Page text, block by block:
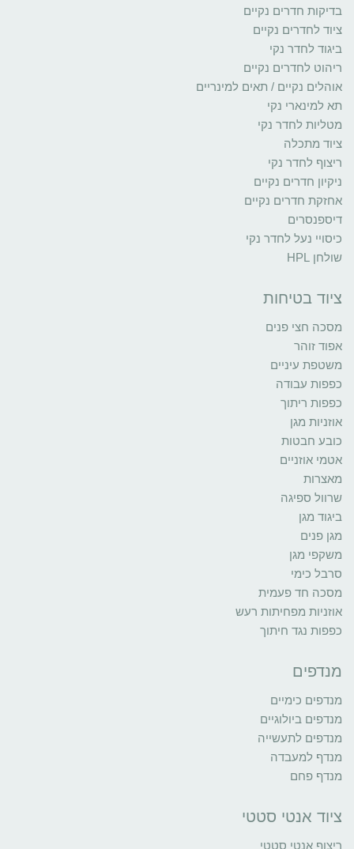
בדיקות חדרים נקיים
ציוד לחדרים נקיים
ביגוד לחדר נקי
ריהוט לחדרים נקיים
אוהלים נקיים / תאים למינריים
תא למינארי נקי
מטליות לחדר נקי
ציוד מתכלה
ריצוף לחדר נקי
ניקיון חדרים נקיים
אחזקת חדרים נקיים
דיספנסרים
כיסויי נעל לחדר נקי
שולחן HPL
ציוד בטיחות
מסכה חצי פנים
אפוד זוהר
משטפת עיניים
כפפות עבודה
כפפות ריתוך
אוזניות מגן
כובע חבטות
אטמי אוזניים
מאצרות
שרוול ספיגה
ביגוד מגן
מגן פנים
משקפי מגן
סרבל כימי
מסכה חד פעמית
אוזניות מפחיתות רעש
כפפות נגד חיתוך
מנדפים
מנדפים כימיים
מנדפים ביולוגיים
מנדפים לתעשייה
מנדף למעבדה
מנדף פחם
ציוד אנטי סטטי
ריצוף אנטי סטטי